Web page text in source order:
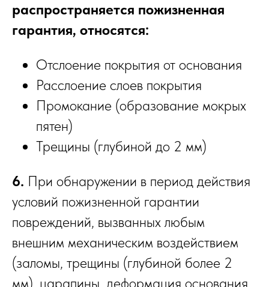
распространяется пожизненная
гарантия, относятся:
Отслоение покрытия от основания
Расслоение слоев покрытия
Промокание (образование мокрых
пятен)
Трещины (глубиной до 2 мм)
6. При обнаружении в период действия
условий пожизненной гарантии
повреждений, вызванных любым
внешним механическим воздействием
(заломы, трещины (глубиной более 2
мм), царапины, деформация основания